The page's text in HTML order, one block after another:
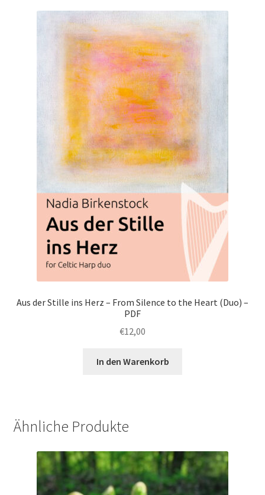
Aus der Stille ins Herz – From Silence to the Heart (Duo) –
PDF
€12,00
In den Warenkorb
Ähnliche Produkte